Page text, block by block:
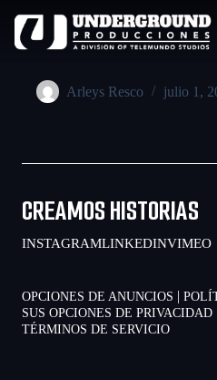
Arleys Resco julio 1,
CREAMOS HISTORIAS
INSTAGRAMLINKEDINVIMEO
OPCIONES DE ANUNCIOS |
SUS OPCIONES DE PRIVACIDAD
TÉRMINOS DE SERVICIO